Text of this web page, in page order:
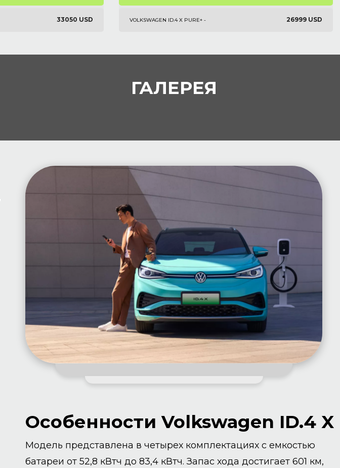
33050 USD VOLKSWAGEN ID.4 X PURE+ - 26999 USD
ГАЛЕРЕЯ
Особенности Volkswagen ID.4 X
Модель представлена в четырех комплектациях с емкостью
батареи от 52,8 кВтч до 83,4 кВтч. Запас хода достигает 601 км,